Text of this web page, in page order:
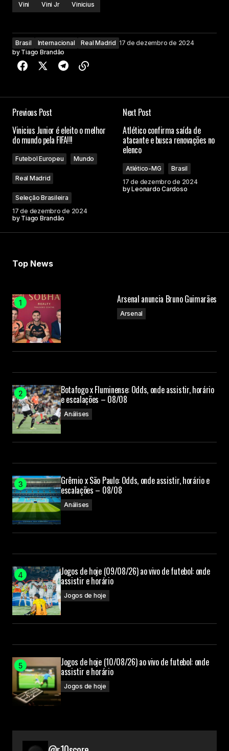
Vini
Vini Jr Vinicius
Brasil Internacional Real Madrid 17 de dezembro de 2024
by Tiago Brandão
Previous Post
Vinicius Junior é eleito o melhor
do mundo pela FIFA!!!
Futebol Europeu Mundo
Real Madrid
Seleção Brasileira
17 de dezembro de 2024
by Tiago Brandão
Next Post
Atlético confirma saída de
atacante e busca renovações no
elenco
Atlético-MG
Brasil
17 de dezembro de 2024
byLeonardo Cardoso
Top News
Arsenal anuncia Bruno Guimarães
Arsenal
Botafogo x Fluminense: Odds, onde assistir, horário
e escalações – 08/08
Análises
Grêmio x São Paulo: Odds, onde assistir, horário e
escalações – 08/08
Análises
Jogos de hoje (09/08/26) ao vivo de futebol: onde
assistir e horário
Jogos de hoje
Jogos de hoje (10/08/26) ao vivo de futebol: onde
assistir e horário
Jogos de hoje